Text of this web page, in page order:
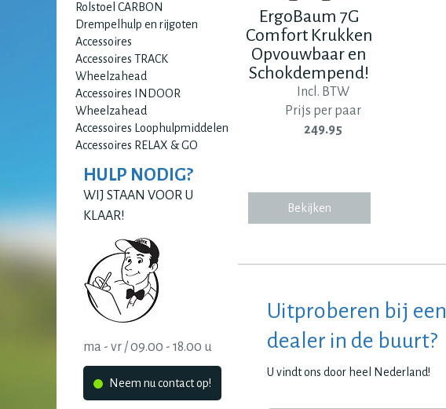
Rolstoel CARBON
Drempelhulp en rijgoten
Accessoires
Accessoires TRACK
Wheelzahead
Accessoires INDOOR
Wheelzahead
Accessoires Loophulpmiddelen
Accessoires RELAX & GO
HULP NODIG?
WIJ STAAN VOOR U
KLAAR!
ma - vr / 09.00 - 18.00 u
Neem nu contact op!
ErgoBaum 7G
Comfort Krukken
Opvouwbaar en
Schokdempend!
Incl. BTW
Prijs per paar
249.95
Bekijken
Uitproberen bij een
dealer in de buurt?
U vindt ons door heel Nederland!